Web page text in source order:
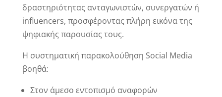
δραστηριότητας ανταγωνιστών, συνεργατών ή
influencers, προσφέροντας πλήρη εικόνα της
ψηφιακής παρουσίας τους.
Η συστηματική παρακολούθηση Social Media
βοηθά:
Στον άμεσο εντοπισμό αναφορών